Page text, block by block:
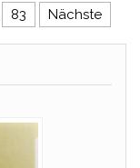
der
83 Nächste